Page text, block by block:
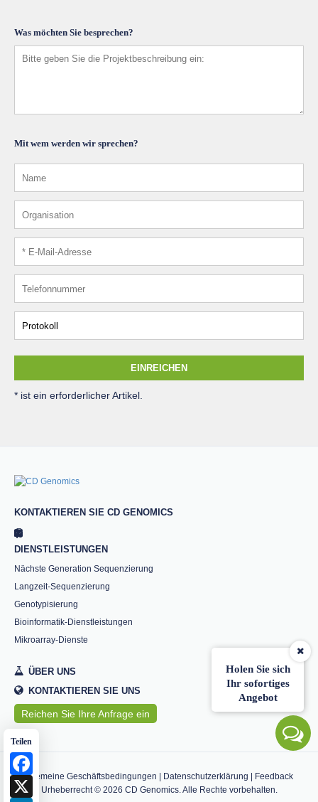
Holen Sie sich
Ihr sofortiges
Angebot
Teilen
Was möchten Sie besprechen?
Mit wem werden wir sprechen?
EINREICHEN
* ist ein erforderlicher Artikel.
KONTAKTIEREN SIE CD GENOMICS
DIENSTLEISTUNGEN
Nächste Generation Sequenzierung
Langzeit-Sequenzierung
Genotypisierung
Bioinformatik-Dienstleistungen
Mikroarray-Dienste
ÜBER UNS
KONTAKTIEREN SIE UNS
Reichen Sie Ihre Anfrage ein
Allgemeine Geschäftsbedingungen Datenschutzerklärung
Feedback
Urheberrecht © 2026 CD Genomics. Alle Rechte vorbehalten.